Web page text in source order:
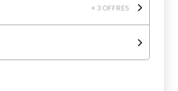
+ 3 OFFRES